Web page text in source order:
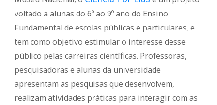
voltado a alunas do 6º ao 9º ano do Ensino
Fundamental de escolas públicas e particulares, e
tem como objetivo estimular o interesse desse
público pelas carreiras científicas. Professoras,
pesquisadoras e alunas da universidade
apresentam as pesquisas que desenvolvem,
realizam atividades práticas para interagir com as